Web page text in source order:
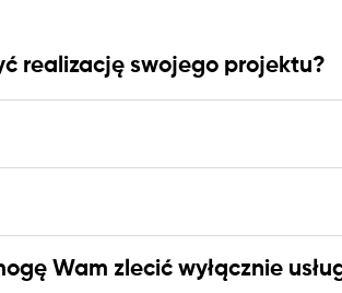
realizację swojego projektu?
Wam zlecić wyłącznie